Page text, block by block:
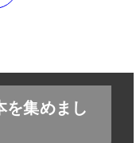
を集めまし